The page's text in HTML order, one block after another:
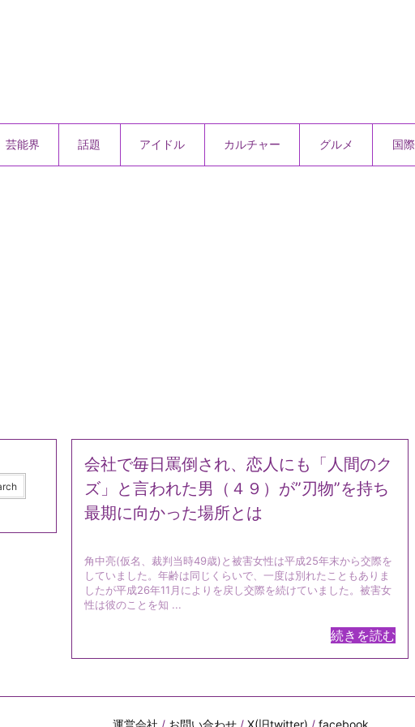
芸能界 話題 アイドル カルチャー グルメ 国際
会社で毎日罵倒され、恋人にも「人間のク
ズ」と言われた男（４９）が”刃物”を持ち
最期に向かった場所とは
角中亮(仮名、裁判当時49歳)と被害女性は平成25年末から交際を
していました。年齢は同じくらいで、一度は別れたこともありま
したが平成26年11月によりを戻し交際を続けていました。被害女
性は彼のことを知 ...
続きを読む
運営会社 / お問い合わせ/ X(旧twitter) / facebook